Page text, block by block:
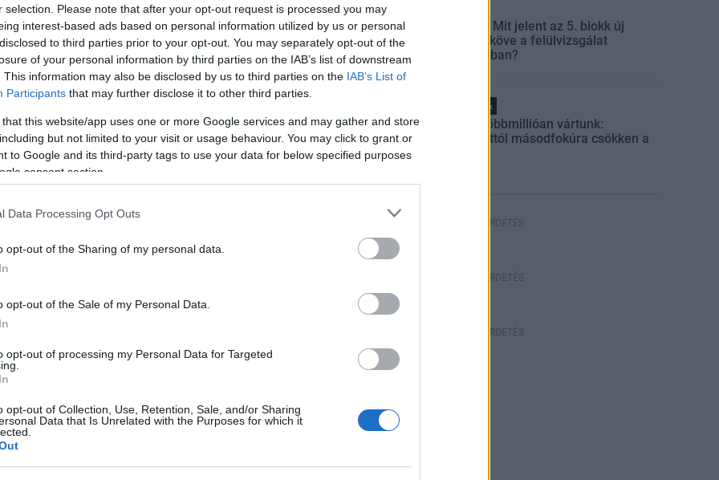
selection. Please note that after your opt-out request is processed you may
interest-based ads based on personal information utilized by us or personal
to third parties prior to your opt-out. You may separately opt-out of the
of your personal information by third parties on the IAB’s list of downstream
This information may also be disclosed by us to third parties on the IAB’s List of
Participants that may further disclose it to other third parties.
that this website/app uses one or more Google services and may gather and store
but not limited to your visit or usage behaviour. You may click to grant or
to Google and its third-party tags to use your data for below specified purposes
consent section.
Data Processing Opt Outs
opt-out of the Sharing of my personal data.
opt-out of the Sale of my Personal Data.
opt-out of processing my Personal Data for Targeted
opt-out of Collection, Use, Retention, Sale, and/or Sharing
Data that Is Unrelated with the Purposes for which it
M1 bővítés: már zajlik a teljesen új
csomópont épül Angyalföldön
Másfélszeresére bővítik
Paks II.: Mit jelent az 5. blokk új
mérföldköve a felülvizsgálat
árnyékában?
Helyi hírek
Amire többmillióan vártunk:
szombattól másodfokúra csökken a
HIRDETÉS
HIRDETÉS
HIRDETÉS